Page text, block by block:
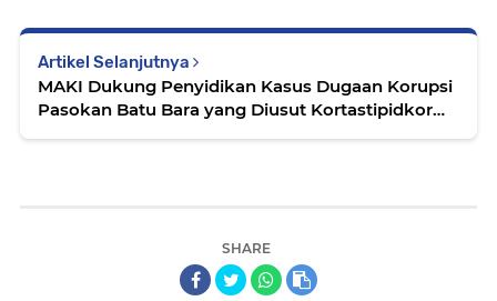
Artikel Selanjutnya
MAKI Dukung Penyidikan Kasus Dugaan Korupsi
Pasokan Batu Bara yang Diusut Kortastipidkor
SHARE